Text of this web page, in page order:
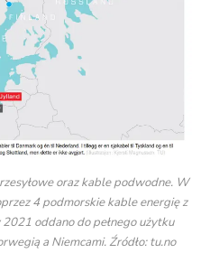
oraz kable podwodne. W
4 podmorskie kable energię z
oddano do pełnego użytku
a Niemcami. Źródło: tu.no